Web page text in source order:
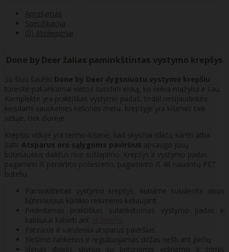
Aprašymas
Specifikacija
(0) Atsiliepimai
Done by Deer žalias paminkštintas vystymo krepšys
Su šiuo šauniu Done by Deer dygsniuotu vystymo krepšiu
turėsite pakankamai vietos susidėti viską, ko reikia mažyliui ir sau.
Komplekte yra praktiškas vystymo padas, todėl nesijaudinkite
keisdami sauskelnes kelionės metu. Krepšyje yra kišenės tiek
viduje, tiek išorėje.
Krepšio viduje yra termo-kišenė, kad skysčiai išliktų karšti arba
šalti. Atsparus oro sąlygoms paviršius apsaugo jūsų
būtiniausius daiktus nuo sušlapimo. Krepšys ir vystymo padas
pagaminti iš perdirbto poliesterio, pagaminto iš 48 naudotų PET
butelių.
Paminkštintas vystymo krepšys, kuriame susidėsite visus
būtiniausius kūdikio reikmenis keliaujant.
Pridedamas praktiškas sulankstomas vystymo padas ir
kabliukai kabinti ant
Patvarus ir vandeniui atsparus paviršius.
Nešimo rankenos ir reguliuojamas diržas nešti ant pečių.
Vienas didelis skyrius su keturiomis vidinėmis ir trimis